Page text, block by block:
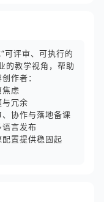
可评审、可执行的
的教学视角，帮助
作者：
虑
冗余
协作与落地备课
言发布
置提供稳固起